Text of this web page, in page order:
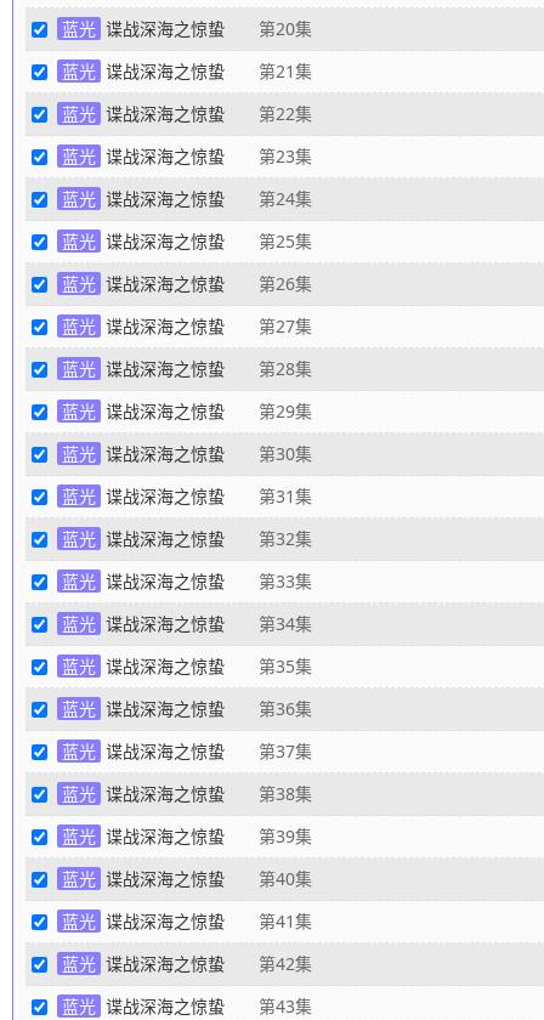
蓝光 谍战深海之惊蛰 第20集
蓝光 谍战深海之惊蛰 第21集
蓝光 谍战深海之惊蛰 第22集
蓝光 谍战深海之惊蛰 第23集
蓝光 谍战深海之惊蛰 第24集
蓝光 谍战深海之惊蛰 第25集
蓝光 谍战深海之惊蛰 第26集
蓝光 谍战深海之惊蛰 第27集
蓝光 谍战深海之惊蛰 第28集
蓝光 谍战深海之惊蛰 第29集
蓝光 谍战深海之惊蛰 第30集
蓝光 谍战深海之惊蛰 第31集
蓝光 谍战深海之惊蛰 第32集
蓝光 谍战深海之惊蛰 第33集
蓝光 谍战深海之惊蛰 第34集
蓝光 谍战深海之惊蛰 第35集
蓝光 谍战深海之惊蛰 第36集
蓝光 谍战深海之惊蛰 第37集
蓝光 谍战深海之惊蛰 第38集
蓝光 谍战深海之惊蛰 第39集
蓝光 谍战深海之惊蛰 第40集
蓝光 谍战深海之惊蛰 第41集
蓝光 谍战深海之惊蛰 第42集
蓝光 谍战深海之惊蛰 第43集